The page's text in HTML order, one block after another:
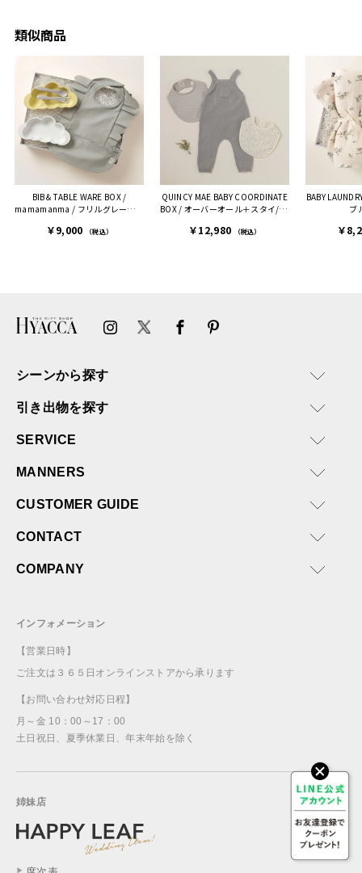
ければと思います。
類似商品
BIB＆TABLE WARE BOX /
mamamanma / フリルグレー［デ
￥9,000 （税込）
QUINCY MAE BABY COORDINATE
BOX / オーバーオール＋スタイ/ ラ
￥12,980 （税込）
BABY
ブ
￥
シーンから探す
引き出物を探す
SERVICE
MANNERS
CUSTOMER GUIDE
CONTACT
COMPANY
インフォメーション
【営業日時】
ご注文は３６５日オンラインストアから承ります
【お問い合わせ対応日程】
月～金 10：00～17：00
土日祝日、夏季休業日、年末年始を除く
姉妹店